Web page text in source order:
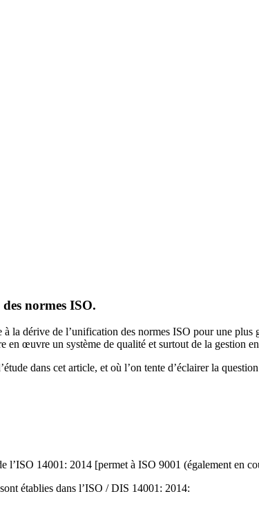
normes ISO.
la dérive de l’unification des normes ISO pour une
œuvre un système de qualité et surtout de la gestion
dans cet article, et où l’on tente d’éclairer la
14001: 2014 [permet à ISO 9001 (également en
établies dans l’ISO / DIS 14001: 2014: